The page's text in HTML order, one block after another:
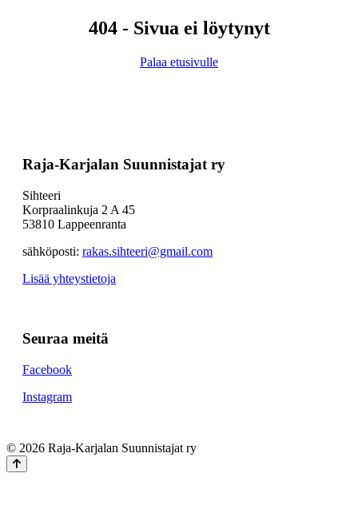
404 - Sivua ei löytynyt
Palaa etusivulle
Raja-Karjalan Suunnistajat ry
Sihteeri
Korpraalinkuja 2 A 45
53810 Lappeenranta
sähköposti: rakas.sihteeri@gmail.com
Lisää yhteystietoja
Seuraa meitä
Facebook
Instagram
© 2026 Raja-Karjalan Suunnistajat ry